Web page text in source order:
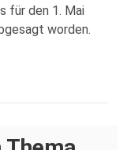
für den 1. Mai
worden.